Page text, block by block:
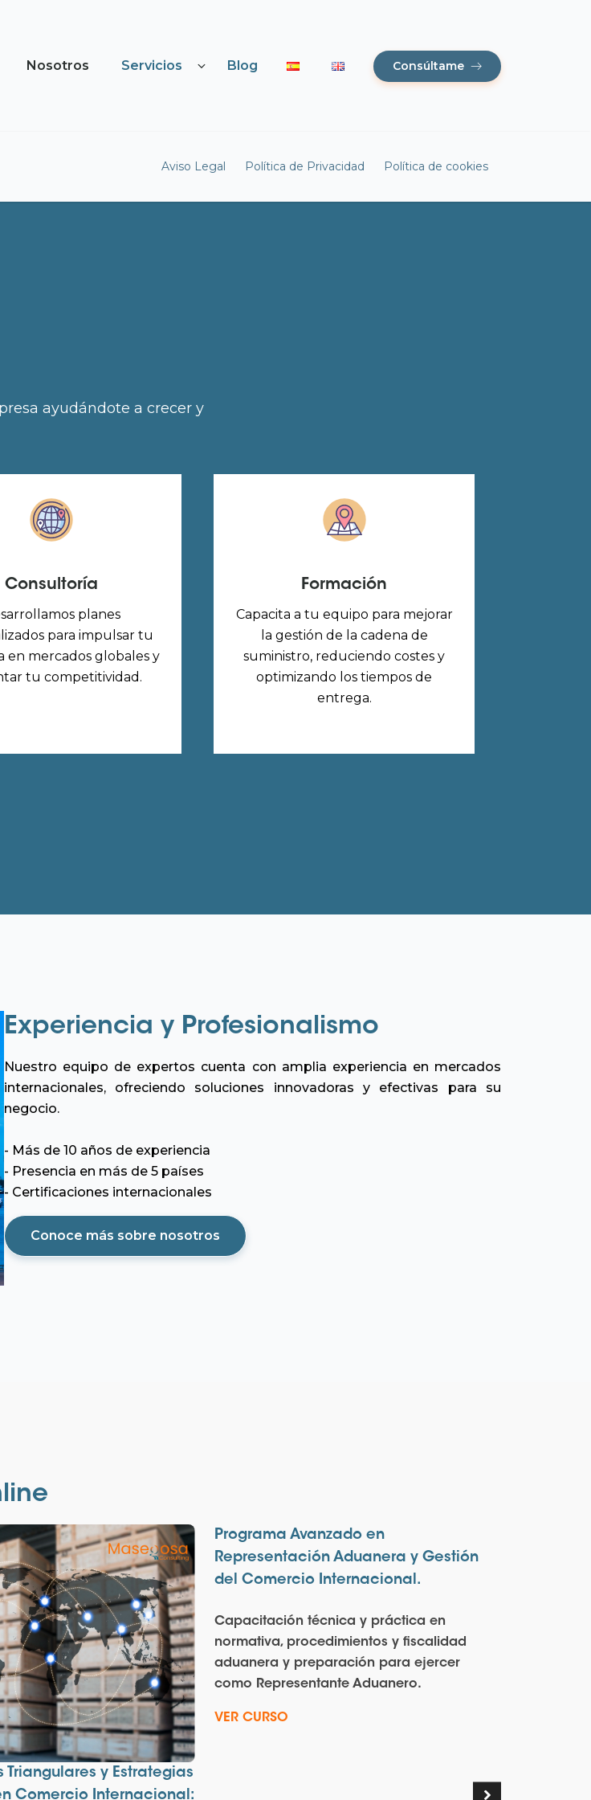
Nosotros Servicios Blog Consúltame
Aviso Legal Política de Privacidad Política de cookies
ayudándote a crecer y
Consultoría
planes
para impulsar tu
en mercados globales y
tu competitividad.
Formación
Capacita a tu equipo para mejorar
la gestión de la cadena de
suministro, reduciendo costes y
optimizando los tiempos de
entrega.
Experiencia y Profesionalismo
Nuestro equipo de expertos cuenta con amplia experiencia en mercados
internacionales, ofreciendo soluciones innovadoras y efectivas para su
negocio.
- Más de 10 años de experiencia
- Presencia en más de 5 países
- Certificaciones internacionales
Conoce más sobre nosotros
Triangulares y Estrategias
Comercio Internacional:
Programa Avanzado en
Representación Aduanera y Gestión
del Comercio Internacional.
Capacitación técnica y práctica en
normativa, procedimientos y fiscalidad
aduanera y preparación para ejercer
como Representante Aduanero.
VER CURSO